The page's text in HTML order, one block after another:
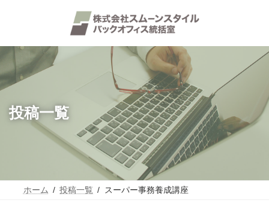
ツ
キ
ッ
シ
に
移
投稿一覧
ホーム 投稿一覧 スーパー事務養成講座